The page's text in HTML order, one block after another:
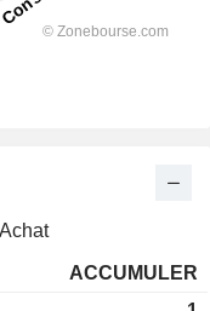
Achat
ACCUMULER